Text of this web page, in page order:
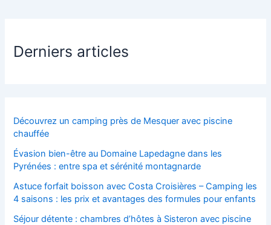
Derniers articles
Découvrez un camping près de Mesquer avec piscine
chauffée
Évasion bien-être au Domaine Lapedagne dans les
Pyrénées : entre spa et sérénité montagnarde
Astuce forfait boisson avec Costa Croisières – Camping les
4 saisons : les prix et avantages des formules pour enfants
Séjour détente : chambres d’hôtes à Sisteron avec piscine